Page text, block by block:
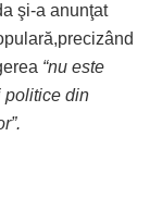
şi-a anunţat
“nu este
politice din